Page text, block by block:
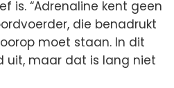
is. “Adrenaline kent geen
die benadrukt
moet staan. In dit
uit, maar dat is lang niet